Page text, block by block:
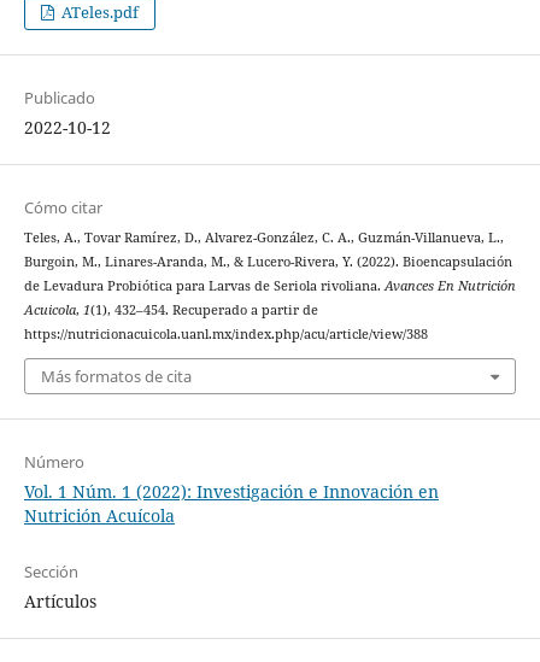
ATeles.pdf
Publicado
2022-10-12
Cómo citar
Teles, A., Tovar Ramírez, D., Alvarez-González, C. A., Guzmán-Villanueva, L.,
Burgoin, M., Linares-Aranda, M., & Lucero-Rivera, Y. (2022). Bioencapsulación
de Levadura Probiótica para Larvas de Seriola rivoliana.Avances En Nutrición
Acuicola, 1(1), 432–454. Recuperado a partir de
https://nutricionacuicola.uanl.mx/index.php/acu/article/view/388
Más formatos de cita
Número
Vol. 1 Núm. 1 (2022): Investigación e Innovación en
Nutrición Acuícola
Sección
Artículos